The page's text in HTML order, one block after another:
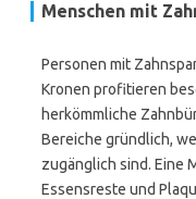
Menschen mit
Personen mit
Kronen profitieren
herkömmliche
Bereiche gründlich,
zugänglich sind. Eine
Essensreste und